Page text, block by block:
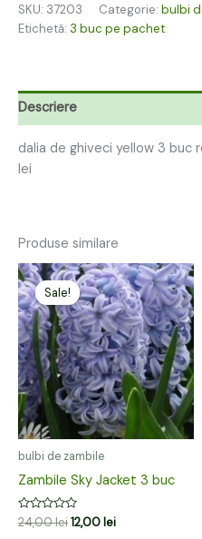
SKU: 37203 Categorie: bulbi
Etichetă: 3 buc pe pachet
Descriere
dalia de ghiveci yellow 3 buc
lei
Produse similare
Sale!
Sale!
bulbi de zambile
Zambile Sky Jacket 3 buc
Evaluat
la
24,00lei
Prețul
inițial
a
fost:
24,00 lei.
12,00 lei
Prețul
curent
este:
12,00 lei.